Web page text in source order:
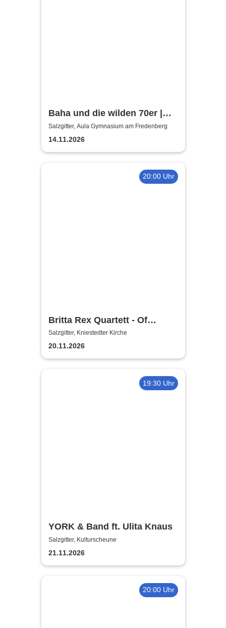
Baha und die wilden 70er |
Aula Gymnasium am
Fredenberg
Salzgitter, Aula Gymnasium am Fredenberg
14.11.2026
20:00 Uhr
Britta Rex Quartett - Of
Witches, Queens & Heroines
Salzgitter, Kniestedter Kirche
20.11.2026
19:30 Uhr
YORK & Band ft. Ulita Knaus
Salzgitter, Kulturscheune
21.11.2026
20:00 Uhr